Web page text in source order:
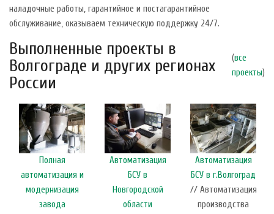
наладочные работы, гарантийное и постагарантийное
обслуживание, оказываем техническую поддержку 24/7.
Выполненные проекты в
Волгограде и других регионах
России
(все
проекты)
Полная
автоматизация и
модернизация
завода
Автоматизация
БСУ в
Новгородской
области
Автоматизация
БСУ в г.Волгоград
// Автоматизация
производства